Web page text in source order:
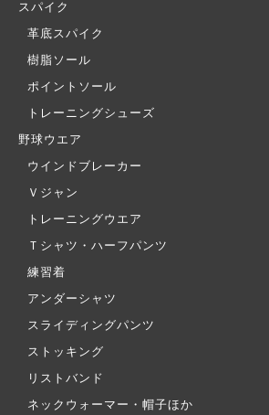
スパイク
革底スパイク
樹脂ソール
ポイントソール
トレーニングシューズ
野球ウエア
ウインドブレーカー
Ｖジャン
トレーニングウエア
Ｔシャツ・ハーフパンツ
練習着
アンダーシャツ
スライディングパンツ
ストッキング
リストバンド
ネックウォーマー・帽子ほか